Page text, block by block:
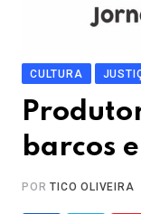
CULTURA
barcos
PORTICO OLIVEIRA